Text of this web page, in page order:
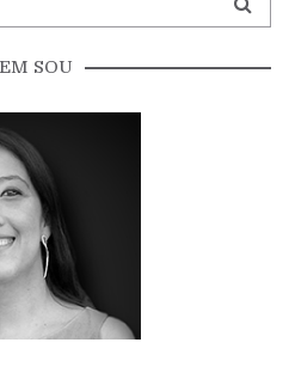
SOU